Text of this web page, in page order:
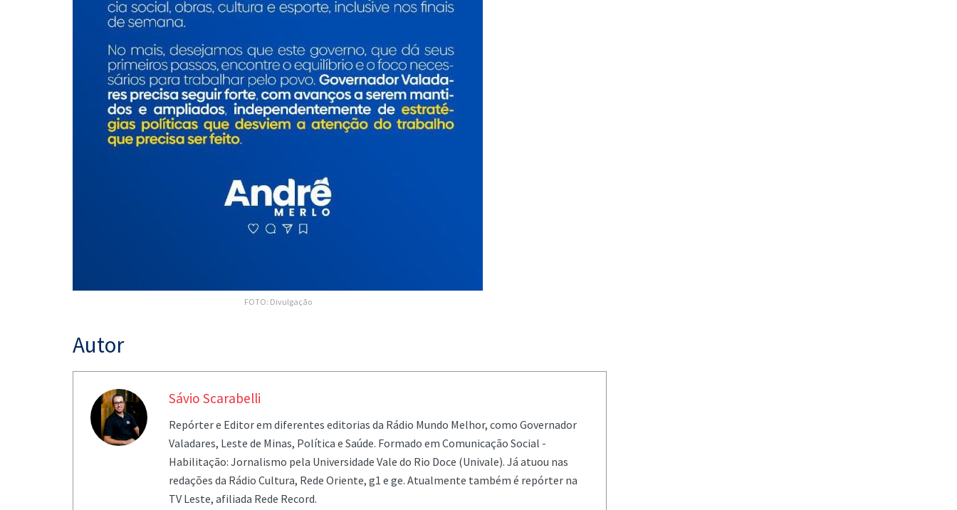
FOTO: Divulgação
Autor
Sávio Scarabelli
Repórter e Editor em diferentes editorias da Rádio Mundo Melhor, como Governador
Valadares, Leste de Minas, Política e Saúde. Formado em Comunicação Social -
Habilitação: Jornalismo pela Universidade Vale do Rio Doce (Univale). Já atuou nas
redações da Rádio Cultura, Rede Oriente, g1 e ge. Atualmente também é repórter na
TV Leste, afiliada Rede Record.